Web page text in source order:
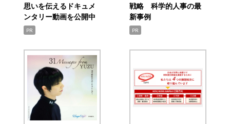
思いを伝えるドキュメ
ンタリー動画を公開中
PR
戦略 科学的人事の最
新事例
PR